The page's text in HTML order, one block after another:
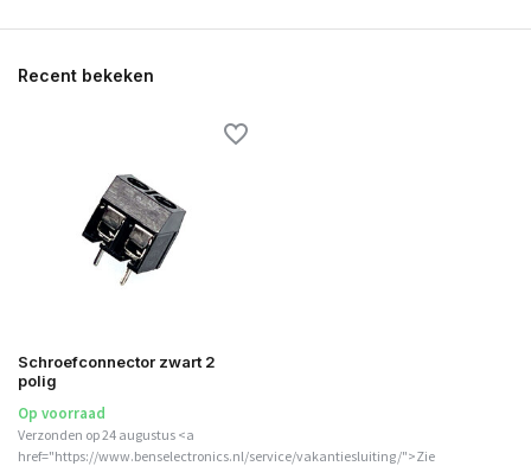
Recent bekeken
Schroefconnector zwart 2
polig
Op voorraad
Verzonden op 24 augustus <a
href="https://www.benselectronics.nl/service/vakantiesluiting/">Zie